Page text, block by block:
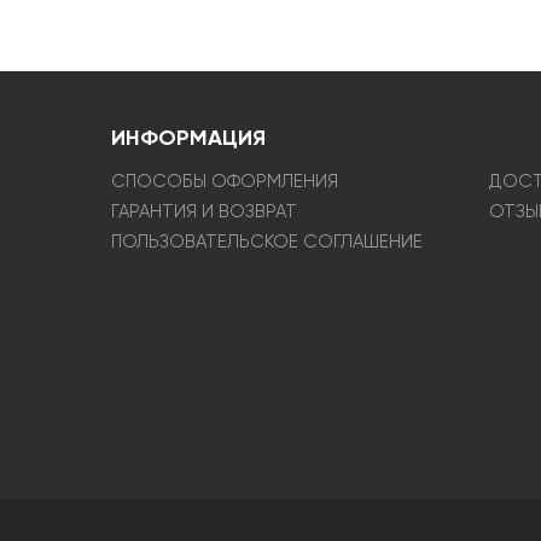
ИНФОРМАЦИЯ
СПОСОБЫ ОФОРМЛЕНИЯ
ГАРАНТИЯ И ВОЗВРАТ
ПОЛЬЗОВАТЕЛЬСКОЕ СОГЛАШЕНИЕ